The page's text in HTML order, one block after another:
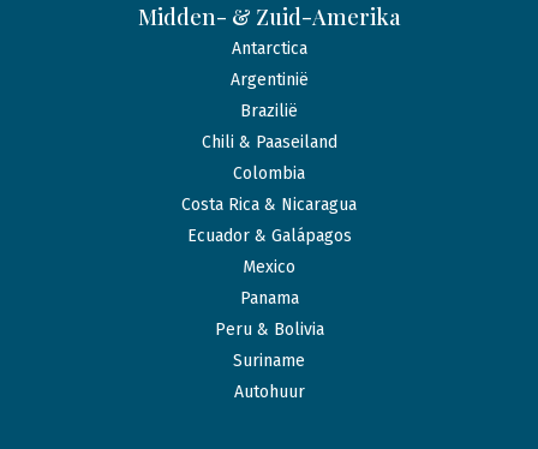
Midden- & Zuid-Amerika
Antarctica
Argentinië
Brazilië
Chili & Paaseiland
Colombia
Costa Rica & Nicaragua
Ecuador & Galápagos
Mexico
Panama
Peru & Bolivia
Suriname
Autohuur